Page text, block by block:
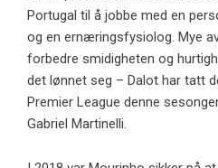
Portugal til å jobbe med en
og en ernæringsfysiolog. Mye
forbedre smidigheten og
det lønnet seg – Dalot har tatt
Premier League denne
Gabriel Martinelli.